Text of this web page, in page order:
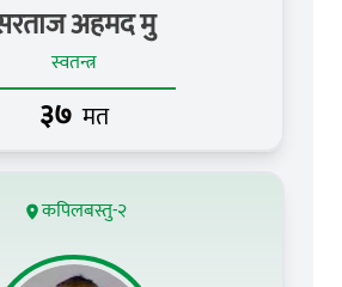
अहमद मु
स्वतन्त्र
३७ मत
कपिलबस्तु-२